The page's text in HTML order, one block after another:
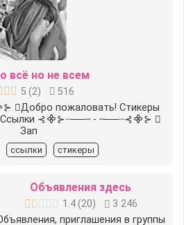
всё но не всем
5 (2)
516
пожаловать! Стикеры
Ссылки ⊰᯽⊱┈──╌ - ╌──┈⊰᯽⊱ ⃟️
Зап
ссылки стикеры
Объявления здесь
1.4(20)
3 246
приглашения в группы